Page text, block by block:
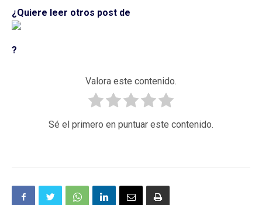
¿Quiere leer otros post de
?
Valora este contenido.
Sé el primero en puntuar este contenido.